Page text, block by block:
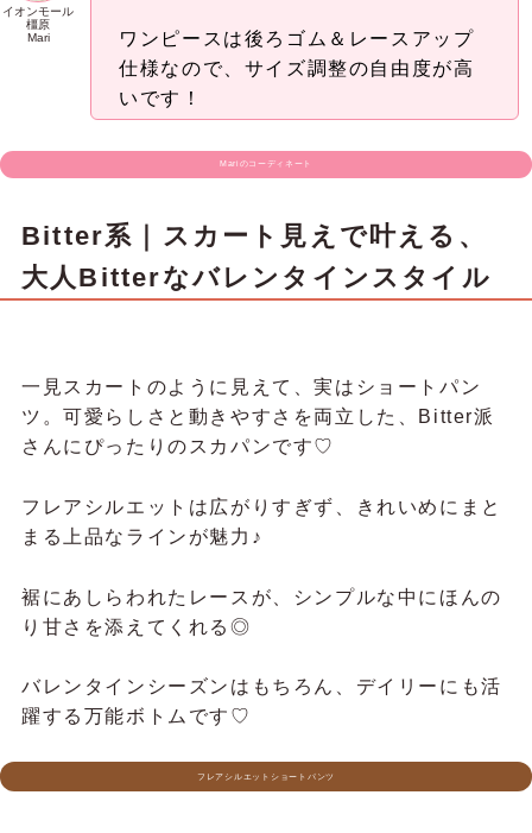
イオンモール
橿原
Mari
ワンピースは後ろゴム＆レースアップ
仕様なので、サイズ調整の自由度が高
いです！
Mariのコーディネート
Bitter系｜スカート見えで叶える、
大人Bitterなバレンタインスタイル